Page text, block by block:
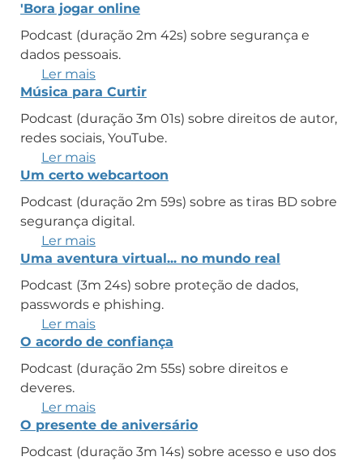
A
caça
ao
'Bora jogar online
Podcast (duração 2m 42s) sobre segurança e
dados pessoais.
Ler mais
'Bora
jogar
online
Música para Curtir
Podcast (duração 3m 01s) sobre direitos de autor,
redes sociais, YouTube.
Ler mais
Música
para
Curtir
Um certo webcartoon
Podcast (duração 2m 59s) sobre as tiras BD sobre
segurança digital.
Ler mais
Um
certo
webcartoon
Uma aventura virtual... no mundo real
Podcast (3m 24s) sobre proteção de dados,
passwords e phishing.
Ler mais
Uma
aventura
mundo
O acordo de confiança
Podcast (duração 2m 55s) sobre direitos e
deveres.
Ler mais
O
acordo
O presente de aniversário
Podcast (duração 3m 14s) sobre acesso e uso dos